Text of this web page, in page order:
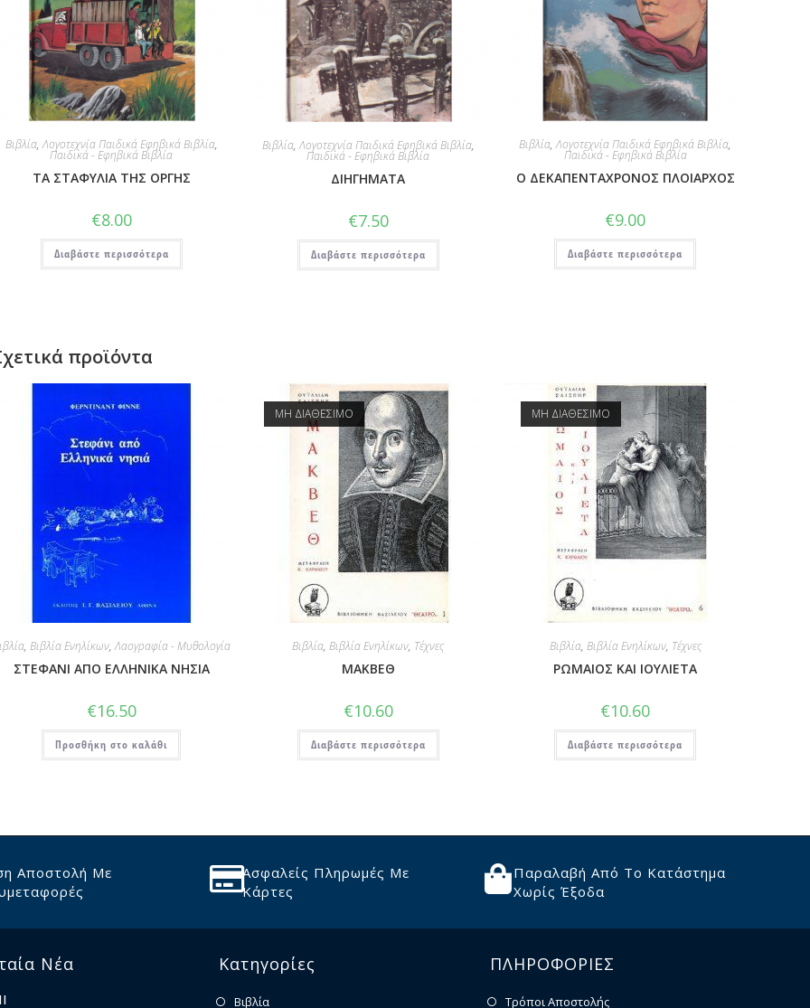
Βιβλία,Λογοτεχνία Παιδικά Εφηβικά Βιβλία,
Παιδικά - Εφηβικά Βιβλία
ΤΑ ΣΤΑΦΥΛΙΑ ΤΗΣ ΟΡΓΗΣ
€8.00
Διαβάστε περισσότερα
Βιβλία,Λογοτεχνία Παιδικά Εφηβικά Βιβλία,
Παιδικά - Εφηβικά Βιβλία
ΔΙΗΓΗΜΑΤΑ
€7.50
Διαβάστε περισσότερα
Βιβλία,Λογοτεχνία Παιδικά Εφηβικά Βιβλία,
Παιδικά - Εφηβικά Βιβλία
Ο ΔΕΚΑΠΕΝΤΑΧΡΟΝΟΣ ΠΛΟΙΑΡΧΟΣ
€9.00
Διαβάστε περισσότερα
προϊόντα
, Βιβλία Ενηλίκων,Λαογραφία - Μυθολογία
ΣΤΕΦΑΝΙ ΑΠΟ ΕΛΛΗΝΙΚΑ ΝΗΣΙΑ
€16.50
Προσθήκη στο καλάθι
ΜΗ ΔΙΑΘΕΣΙΜΟ
Βιβλία,Βιβλία Ενηλίκων, Τέχνες
ΜΑΚΒΕΘ
€10.60
Διαβάστε περισσότερα
ΜΗ ΔΙΑΘΕΣΙΜΟ
Βιβλία, Βιβλία Ενηλίκων, Τέχνες
ΡΩΜΑΙΟΣ ΚΑΙ ΙΟΥΛΙΕΤΑ
€10.60
Διαβάστε περισσότερα
Αποστολή Με
Ασφαλείς Πληρωμές Με
Κάρτες
Παραλαβή Από Το Κατάστημα
Χωρίς Έξοδα
Νέα Κατηγορίες
Βιβλία
ΠΛΗΡΟΦΟΡΙΕΣ
Τρόποι Αποστολής